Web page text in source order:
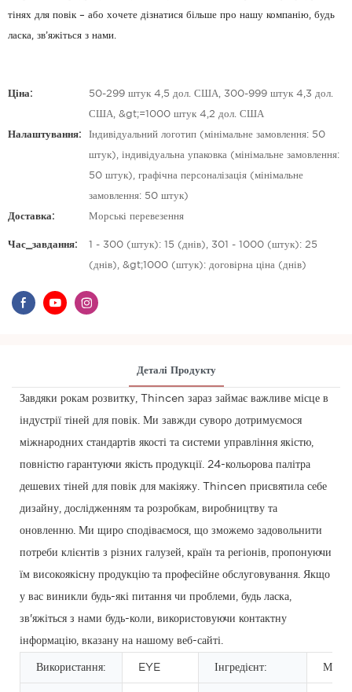
тінях для повік – або хочете дізнатися більше про нашу компанію, будь
ласка, зв’яжіться з нами.
Ціна: 50-299 штук 4,5 дол. США, 300-999 штук 4,3 дол.
США, &gt;=1000 штук 4,2 дол. США
Налаштування: Індивідуальний логотип (мінімальне замовлення: 50
штук), індивідуальна упаковка (мінімальне замовлення:
50 штук), графічна персоналізація (мінімальне
замовлення: 50 штук)
Доставка: Морські перевезення
Час_завдання: 1 - 300 (штук): 15 (днів), 301 - 1000 (штук): 25
(днів), &gt;1000 (штук): договірна ціна (днів)
Деталі Продукту
Завдяки рокам розвитку, Thincen зараз займає важливе місце в
індустрії тіней для повік. Ми завжди суворо дотримуємося
міжнародних стандартів якості та системи управління якістю,
повністю гарантуючи якість продукції. 24-кольорова палітра
дешевих тіней для повік для макіяжу. Thincen присвятила себе
дизайну, дослідженням та розробкам, виробництву та
оновленню. Ми щиро сподіваємося, що зможемо задовольнити
потреби клієнтів з різних галузей, країн та регіонів, пропонуючи
їм високоякісну продукцію та професійне обслуговування. Якщо
у вас виникли будь-які питання чи проблеми, будь ласка,
зв'яжіться з нами будь-коли, використовуючи контактну
інформацію, вказану на нашому веб-сайті.
Використання: EYE Інгредієнт: